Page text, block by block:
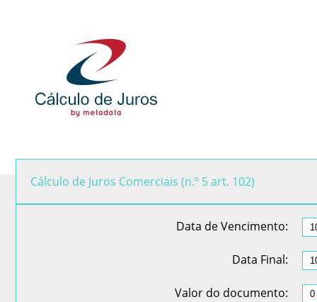
Cálculo de Juros Comerciais (n.º 5 art. 102)
Data de Vencimento:
Data Final:
Valor do documento: